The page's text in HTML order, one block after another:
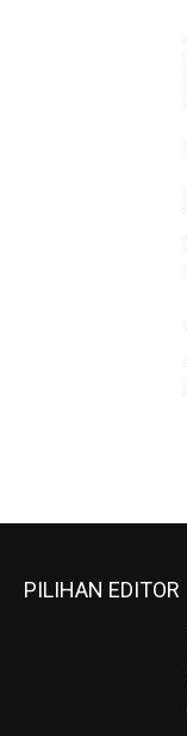
PILIHAN EDITOR